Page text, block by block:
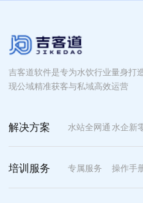
吉客道软件是专为水饮行业量身打
现公域精准获客与私域高效运营
解决方案 水站全网通 水企新
培训服务 专属服务 操作手